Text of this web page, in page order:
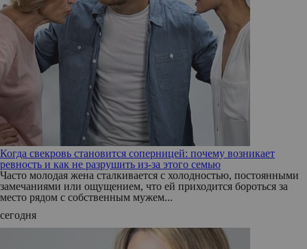
Когда свекровь становится соперницей: почему возникает
ревность и как не разрушить из-за этого семью
Часто молодая жена сталкивается с холодностью, постоянными
замечаниями или ощущением, что ей приходится бороться за
место рядом с собственным мужем...
сегодня